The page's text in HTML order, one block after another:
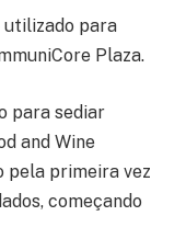
utilizado para
Plaza.
para sediar
and Wine
pela primeira vez
começando